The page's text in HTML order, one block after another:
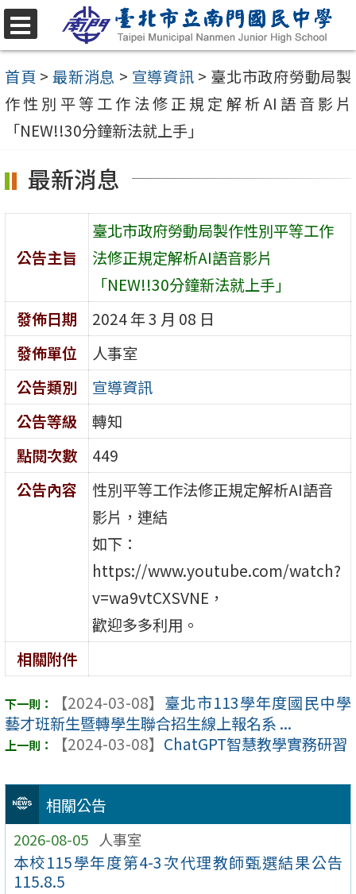
跳
至
主
要
區
選
單
首頁 > 最新消息 > 宣導資訊 > 臺北市政府勞動局製
作性別平等工作法修正規定解析AI語音影片
「NEW!!30分鐘新法就上手」
相關公告
2026-08-05 人事室
本校115學年度第4-3次代理教師甄選結果公告
115.8.5
最新消息
公告主旨
臺北市政府勞動局製作性別平等工作
法修正規定解析AI語音影片
「NEW!!30分鐘新法就上手」
發佈日期
2024 年 3 月 08 日
發佈單位
人事室
公告類別
宣導資訊
公告等級
轉知
點閱次數
449
公告內容
性別平等工作法修正規定解析AI語音
影片，連結
如下：
https://www.youtube.com/watch?
v=wa9vtCXSVNE，
歡迎多多利用。
相關附件
【2024-03-08】 臺北市113學年度國民中學
藝才班新生暨轉學生聯合招生線上報名系 ...
【2024-03-08】 ChatGPT智慧教學實務研習